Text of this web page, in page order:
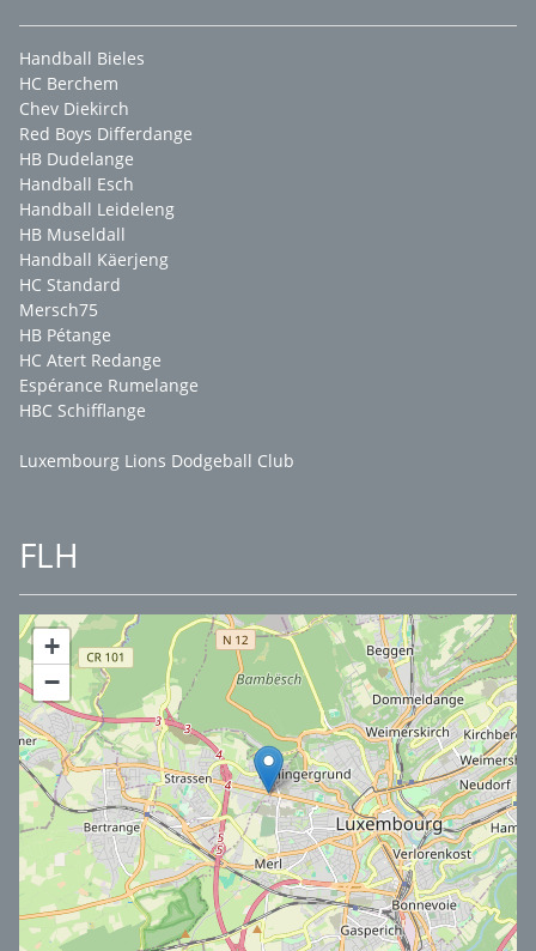
Handball Bieles
HC Berchem
Chev Diekirch
Red Boys Differdange
HB Dudelange
Handball Esch
Handball Leideleng
HB Museldall
Handball Käerjeng
HC Standard
Mersch75
HB Pétange
HC Atert Redange
Espérance Rumelange
HBC Schifflange
Luxembourg Lions Dodgeball Club
FLH
+
−